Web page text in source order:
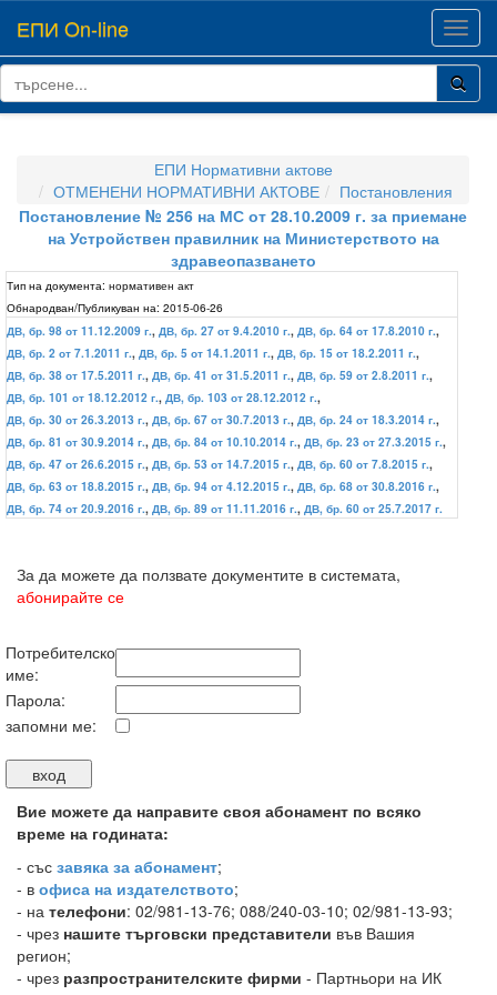
ЕПИ On-line
ЕПИ Нормативни актове
ОТМЕНЕНИ НОРМАТИВНИ АКТОВЕ
Постановления
Постановление № 256 на МС от 28.10.2009 г. за приемане
на Устройствен правилник на Министерството на
здравеопазването
Тип на документа: нормативен акт
Обнародван/Публикуван на: 2015-06-26
ДВ, бр. 98 от 11.12.2009 г., ДВ, бр. 27 от 9.4.2010 г., ДВ, бр. 64 от 17.8.2010 г.,
ДВ, бр. 2 от 7.1.2011 г., ДВ, бр. 5 от 14.1.2011 г., ДВ, бр. 15 от 18.2.2011 г.,
ДВ, бр. 38 от 17.5.2011 г., ДВ, бр. 41 от 31.5.2011 г., ДВ, бр. 59 от 2.8.2011 г.,
ДВ, бр. 101 от 18.12.2012 г., ДВ, бр. 103 от 28.12.2012 г.,
ДВ, бр. 30 от 26.3.2013 г., ДВ, бр. 67 от 30.7.2013 г., ДВ, бр. 24 от 18.3.2014 г.,
ДВ, бр. 81 от 30.9.2014 г., ДВ, бр. 84 от 10.10.2014 г., ДВ, бр. 23 от 27.3.2015 г.,
ДВ, бр. 47 от 26.6.2015 г., ДВ, бр. 53 от 14.7.2015 г., ДВ, бр. 60 от 7.8.2015 г.,
ДВ, бр. 63 от 18.8.2015 г., ДВ, бр. 94 от 4.12.2015 г., ДВ, бр. 68 от 30.8.2016 г.,
ДВ, бр. 74 от 20.9.2016 г., ДВ, бр. 89 от 11.11.2016 г., ДВ, бр. 60 от 25.7.2017 г.
За да можете да ползвате документите в системата,
абонирайте се
Потребителско
име:
Парола:
запомни ме:
Вие можете да направите своя абонамент по всяко
време на годината:
- със завяка за абонамент;
- в офиса на издателството;
- на телефони: 02/981-13-76; 088/240-03-10; 02/981-13-93;
- чрез нашите търговски представители във Вашия
регион;
- чрез разпространителските фирми - Партньори на ИК